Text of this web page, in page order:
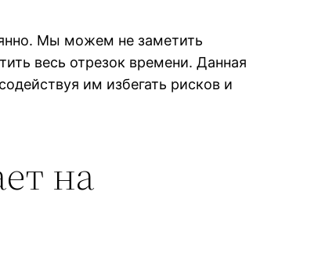
Мы можем не заметить
весь отрезок времени. Данная
им избегать рисков и
на